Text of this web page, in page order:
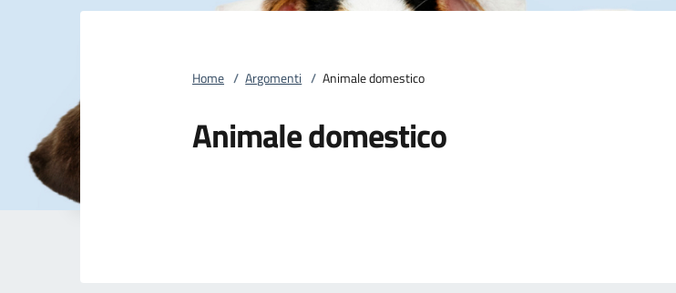
Home / Argomenti / Animale domestico
Animale domestico